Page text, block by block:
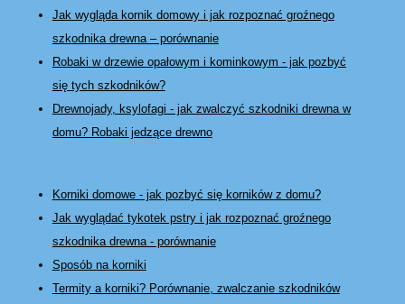
Jak wygląda kornik domowy i jak rozpoznać groźnego
szkodnika drewna – porównanie
Robaki w drzewie opałowym i kominkowym - jak pozbyć
się tych szkodników?
Drewnojady, ksylofagi - jak zwalczyć szkodniki drewna w
domu? Robaki jedzące drewno
Korniki domowe - jak pozbyć się korników z domu?
Jak wyglądać tykotek pstry i jak rozpoznać groźnego
szkodnika drewna - porównanie
Sposób na korniki
Termity a korniki? Porównanie, zwalczanie szkodników